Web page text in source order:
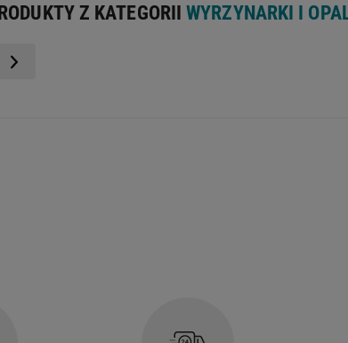
Z KATEGORIIWYRZYNARKI I